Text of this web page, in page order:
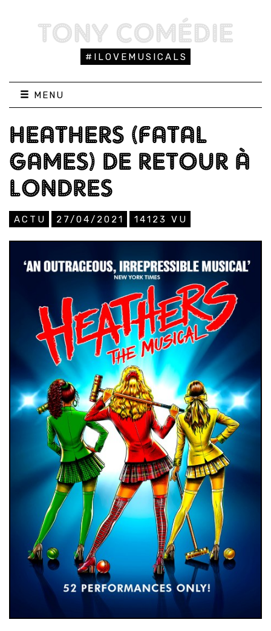
TONY COMÉDIE
#ILOVEMUSICALS
MENU
HEATHERS (FATAL
GAMES) DE RETOUR À
LONDRES
ACTU 27/04/2021 14123 VU